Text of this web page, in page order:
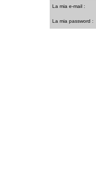
La mia e-mail :
La mia password :